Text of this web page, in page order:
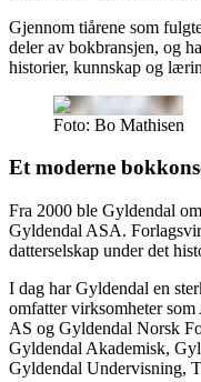
Gjennom tiårene som
deler av bokbransjen, og
historier, kunnskap og
Foto: Bo Mathisen
Et moderne
Fra 2000 ble Gyldendal
Gyldendal ASA.
datterselskap under det
I dag har Gyldendal en
omfatter virksomheter
AS og Gyldendal Norsk
Gyldendal Akademisk,
Gyldendal Undervisning,